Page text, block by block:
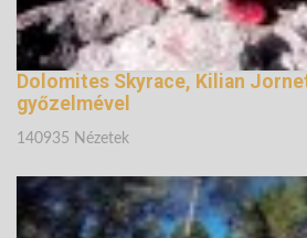
Dolomites Skyrace, Kilian
győzelmével
140935 Nézetek